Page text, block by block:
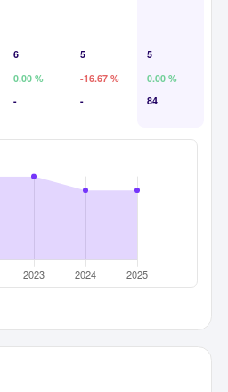
6 5
5
0.00 % -16.67 %
0.00 %
- - 84